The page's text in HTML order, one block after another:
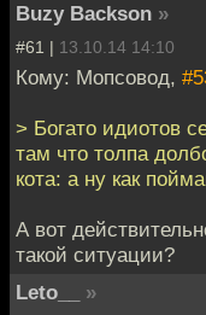
Buzy Backson »
#61 | 13.10.14 14:10
Кому: Мопсовод,
> Богато идиотов
там что толпа
кота: а ну как
А вот
такой ситуации?
Leto__
»